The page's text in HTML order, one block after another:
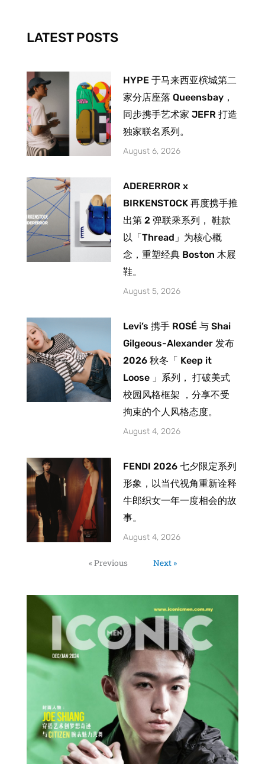
-
f
m
LATEST POSTS
HYPE 于马来西亚槟城第二
家分店座落 Queensbay，
同步携手艺术家 JEFR 打造
独家联名系列。
August 6, 2026
ADERERROR x
BIRKENSTOCK 再度携手推
出第 2 弹联乘系列， 鞋款
以「Thread」为核心概
念，重塑经典 Boston 木屐
鞋。
August 5, 2026
Levi’s 携手 ROSÉ 与 Shai
Gilgeous-Alexander 发布
2026 秋冬「 Keep it
Loose 」系列， 打破美式
校园风格框架 ，分享不受
拘束的个人风格态度。
August 4, 2026
FENDI 2026 七夕限定系列
形象，以当代视角重新诠释
牛郎织女一年一度相会的故
事。
August 4, 2026
« Previous Next »